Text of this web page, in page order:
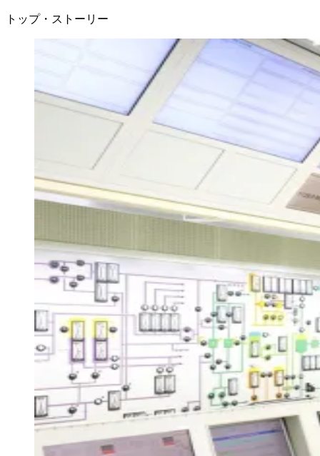
トップ・ストーリー